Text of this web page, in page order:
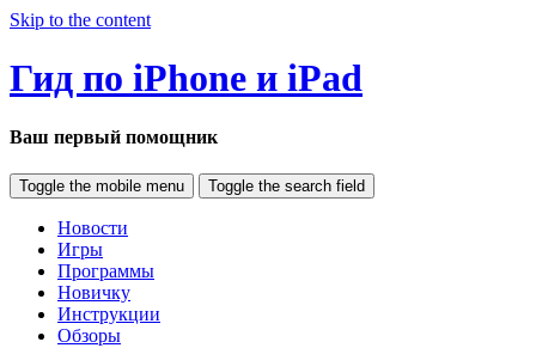
Skip to the content
Гид по iPhone и iPad
Ваш первый помощник
Toggle the mobile menu Toggle the search field
Новости
Игры
Программы
Новичку
Инструкции
Обзоры